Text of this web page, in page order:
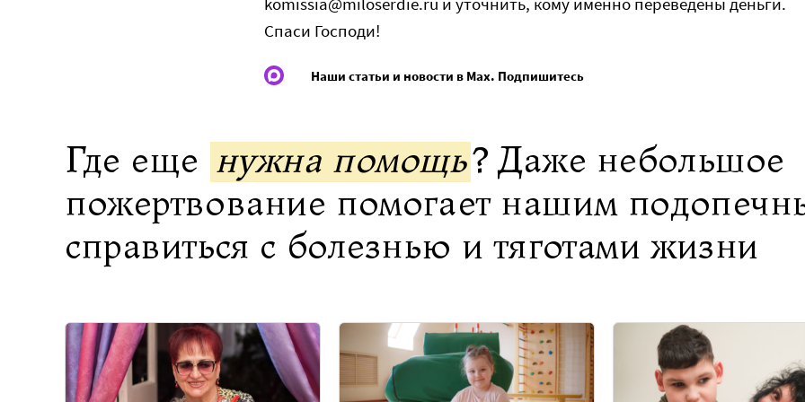
Спаси Господи!
Наши статьи и новости в Max. Подпишитесь
Где еще нужна помощь? Даже небольшое
пожертвование помогает нашим
справиться с болезнью и тяготами жизни